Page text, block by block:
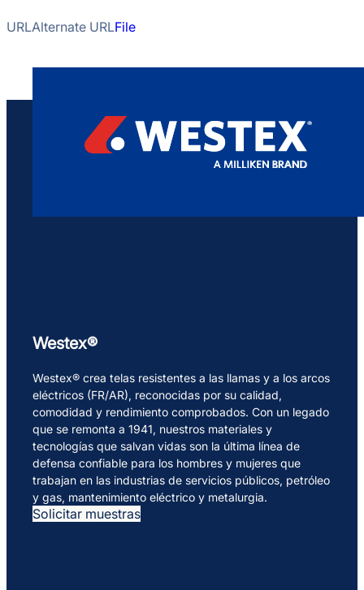
URLAlternate URLFile
Westex®
Westex® crea telas resistentes a las llamas y a los arcos
eléctricos (FR/AR), reconocidas por su calidad,
comodidad y rendimiento comprobados. Con un legado
que se remonta a 1941, nuestros materiales y
tecnologías que salvan vidas son la última línea de
defensa confiable para los hombres y mujeres que
trabajan en las industrias de servicios públicos, petróleo
y gas, mantenimiento eléctrico y metalurgia.
Solicitar muestras